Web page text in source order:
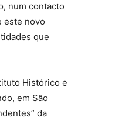
num contacto
este novo
que
Histórico e
em São
da